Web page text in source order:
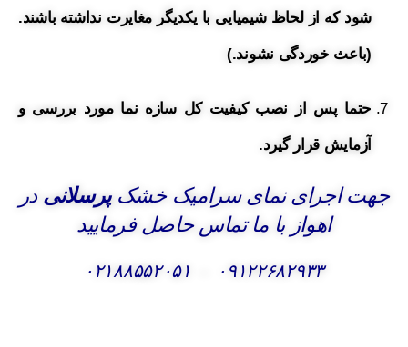
شود که از لحاظ شیمیایی با یکدیگر مغایرت نداشته باشند.
(باعث خوردگی نشوند.)
حتما پس از نصب کیفیت کل سازه نما مورد بررسی و
آزمایش قرار گیرد.
جهت اجرای نمای سرامیک خشکپرسلانی در
اهواز با ما تماس حاصل فرمایید
۰۹۱۲۲۶۸۲۹۳۳ – ۰۲۱۸۸۵۵۲۰۵۱